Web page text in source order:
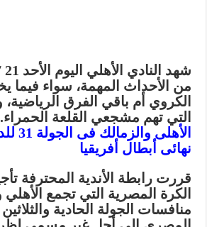
من الأحداث المهمة، سواء فيما
الكروي أم باقي الفرق
التي تهم مشجعي القلعة
نهائى أبطال أفريقيا
قررت رابطة الأندية المحترفة
الكرة المصرية التي تجمع
منافسات الجولة الحادية